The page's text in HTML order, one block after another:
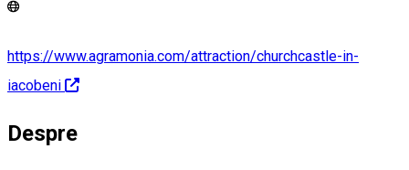
https://www.agramonia.com/attraction/churchcastle-in-
iacobeni
Despre